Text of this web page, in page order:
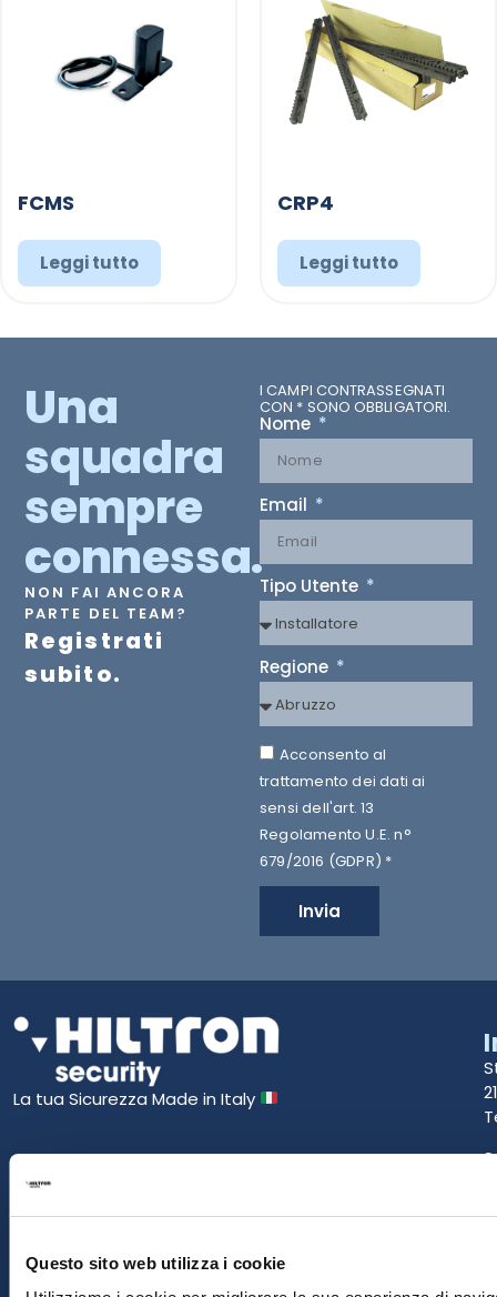
Questo sito web utilizza i cookie
FCMS
Leggi tutto
CRP4
Leggi tutto
Una
squadra
sempre
connessa.
NON FAI ANCORA
PARTE DEL TEAM?
Registrati
subito.
I CAMPI CONTRASSEGNATI
CON * SONO OBBLIGATORI.
Nome
Email
Tipo Utente
Regione
Acconsento al
trattamento dei dati ai
sensi dell'art. 13
Regolamento U.E. n°
679/2016 (GDPR) *
Invia
La tua Sicurezza Made in Italy